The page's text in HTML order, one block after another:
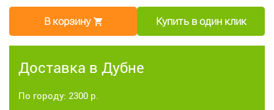
В корзину Купить в один клик
Доставка в Дубне
По городу: 2300 р.